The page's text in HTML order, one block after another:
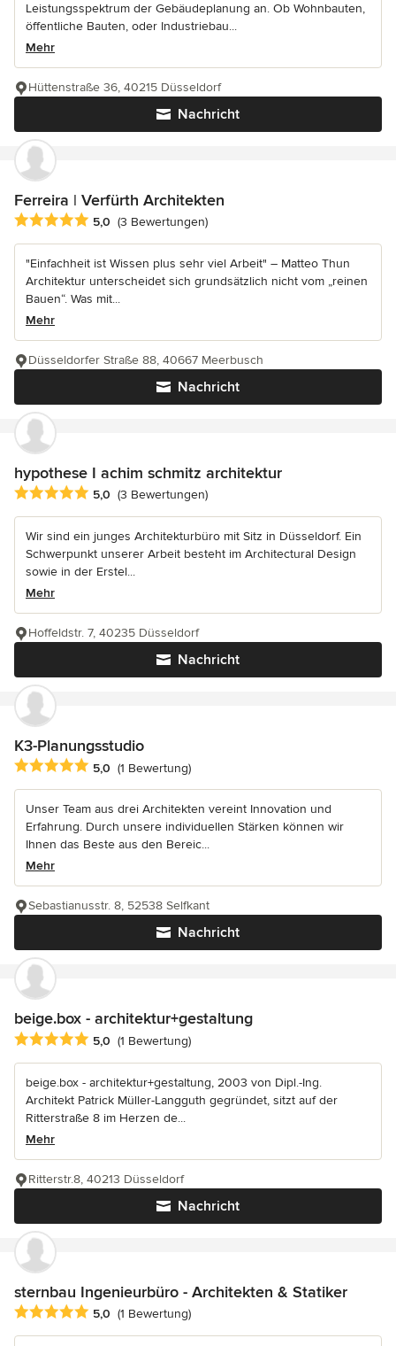
Leistungsspektrum der Gebäudeplanung an. Ob Wohnbauten,
öffentliche Bauten, oder Industriebau...
Mehr
Nachricht
Hüttenstraße 36, 40215 Düsseldorf
Ferreira | Verfürth Architekten
Durchschnittliche Bewertung: 5 von 5 Sternen
5,0 (3 Bewertungen)
"Einfachheit ist Wissen plus sehr viel Arbeit" – Matteo Thun
Architektur unterscheidet sich grundsätzlich nicht vom „reinen
Bauen“. Was mit...
Mehr
Nachricht
Düsseldorfer Straße 88, 40667 Meerbusch
hypothese I achim schmitz architektur
Durchschnittliche Bewertung: 5 von 5 Sternen
5,0 (3 Bewertungen)
Wir sind ein junges Architekturbüro mit Sitz in Düsseldorf. Ein
Schwerpunkt unserer Arbeit besteht im Architectural Design
sowie in der Erstel...
Mehr
Nachricht
Hoffeldstr. 7, 40235 Düsseldorf
K3-Planungsstudio
Durchschnittliche Bewertung: 5 von 5 Sternen
5,0 (1 Bewertung)
Unser Team aus drei Architekten vereint Innovation und
Erfahrung. Durch unsere individuellen Stärken können wir
Ihnen das Beste aus den Bereic...
Mehr
Nachricht
Sebastianusstr. 8, 52538 Selfkant
beige.box - architektur+gestaltung
Durchschnittliche Bewertung: 5 von 5 Sternen
5,0 (1 Bewertung)
beige.box - architektur+gestaltung, 2003 von Dipl.-Ing.
Architekt Patrick Müller-Langguth gegründet, sitzt auf der
Ritterstraße 8 im Herzen de...
Mehr
Nachricht
Ritterstr.8, 40213 Düsseldorf
sternbau Ingenieurbüro - Architekten & Statiker
Durchschnittliche Bewertung: 5 von 5 Sternen
5,0 (1 Bewertung)